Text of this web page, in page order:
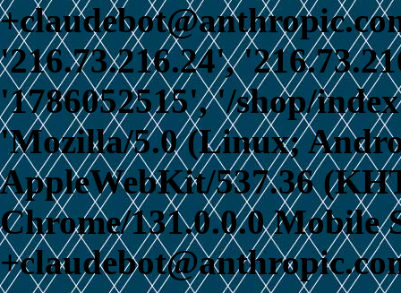
'216.73.216.24',
'1786052515', '/shop/
'Mozilla/5.0 (Linux;
AppleWebKit/537.36
Chrome/131.0.0.0 Mobile